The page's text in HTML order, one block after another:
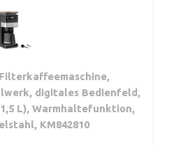
digitales Bedienfeld,
L), Warmhaltefunktion,
KM842810